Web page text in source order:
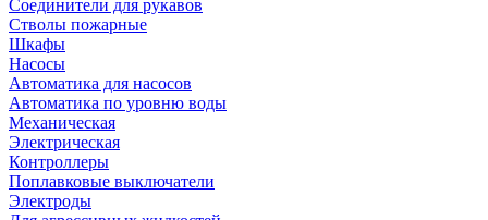
Соединители для рукавов
Стволы пожарные
Шкафы
Насосы
Автоматика для насосов
Автоматика по уровню воды
Механическая
Электрическая
Контроллеры
Поплавковые выключатели
Электроды